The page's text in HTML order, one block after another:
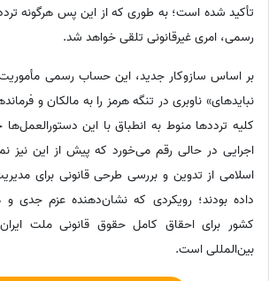
تأکید شده است؛ به طوری که از این پس هرگونه
رسمی، امری غیرقانونی تلقی خواهد شد.
بر اساس سازوکار جدید، این حساب رسمی مأموریت
نبایدهای» ناوبری در تنگه هرمز را به مالکان و
کلیه ترددها منوط به انطباق با این
اجرایی در حالی رقم می‌خورد که پیش از این نیز
اسلامی از تدوین و بررسی طرحی قانونی برای
داده بودند؛ رویکردی که نشان‌دهنده عزم جدی
کشور برای احقاق کامل حقوق قانونی ملت
بین‌المللی است.